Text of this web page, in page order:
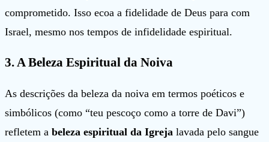
comprometido. Isso ecoa a fidelidade de Deus para com
Israel, mesmo nos tempos de infidelidade espiritual.
3. A Beleza Espiritual da Noiva
As descrições da beleza da noiva em termos poéticos e
simbólicos (como “teu pescoço como a torre de Davi”)
refletem a beleza espiritual da Igreja lavada pelo sangue